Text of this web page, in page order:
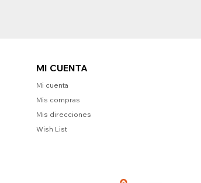
MI CUENTA
Mi cuenta
Mis compras
Mis direcciones
Wish List